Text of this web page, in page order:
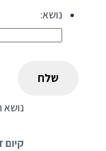
נושא:
נושא
קיום